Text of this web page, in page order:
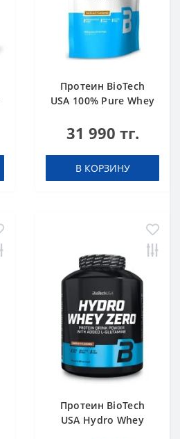
Протеин BioTech
USA 100% Pure Whey
31 990 тг.
В КОРЗИНУ
Протеин BioTech
USA Hydro Whey